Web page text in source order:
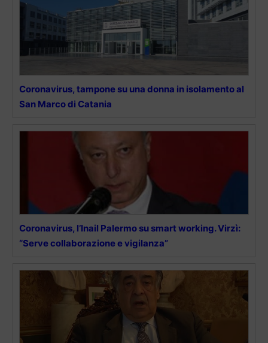
Coronavirus, tampone su una donna in isolamento al
San Marco di Catania
Coronavirus, l’Inail Palermo su smart working. Virzì:
“Serve collaborazione e vigilanza”